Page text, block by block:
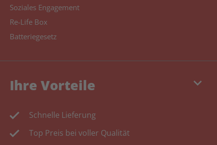
Soziales Engagement
Re-Life Box
Batteriegesetz
keyboard_arrow_down
Ihre Vorteile
Schnelle Lieferung
Top Preis bei voller Qualität